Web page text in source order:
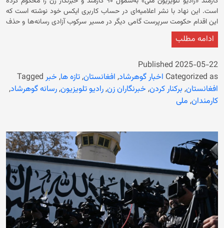
است. این نهاد با نشر اعلامیه‌ای در حساب کاربری ایکس خود نوشته است که
این اقدام حکومت سرپرست گامی دیگر در مسیر سرکوب آزادی رسانه‌ها و حذف
اعلامیه آمده است که این اقدام حکومت فعلی نه‌تنها بی‌احترامی آشکار به تجربه
این اقدام را بخشی از سیاست سیستماتیک حذف زنان از حوزه‌ی کار و اجتماع
می‌دانیم؛ سیاستی که پیش‌تر نیز در وزارت‌های معارف، تحصیلات عالی، زراعت و
دیگر نهادهای دولتی پیاده شده است.» در اعلامیه آمده است: «تصمیم رهبری
کارمند و خبرنگار به‌شمول خبرنگاران و کارمندان زن «رادیو و تلویزیون ملی» را از
دفتر مرکزی و دفترهای ولایتی برکنار کرده‌اند. باید گفت که روند تنقیص
بست‌های دولتی در تشکیلات اداری از یک ماه به این‌سو آغاز شده و تا اکنون
صدها کارمند از نهادهای دولتی برکنار شده‌اند. براساس این تصمیم، تنها از
وزارت معارف حدود ۹۰ هزار بست تنقیص شده است. سازمان حمایت از
خبرنگاران افغانستان از جامعه‌‌ی جهانی، نهادهای حقوق بشری و مدافع آزادی
رسانه‌ها خواسته با استفاده از ابزارهای فشار سیاسی و دیپلماتیک، حکومت
فعلی را وادار به توقف اخراج‌های خودسرانه کارمندان رسانه‌ای، به‌ویژه زنان
سازند.
ادامه مطلب
Published 2025-05-22
Categorized as اخبار گوهرشاد, افغانستان,تازه ها, خبر Tagged
افغانستان, برکنار کردن, خبرنگاران زن,رادیو تلویزیون,رسانه گوهرشاد,
کارمندان, ملی